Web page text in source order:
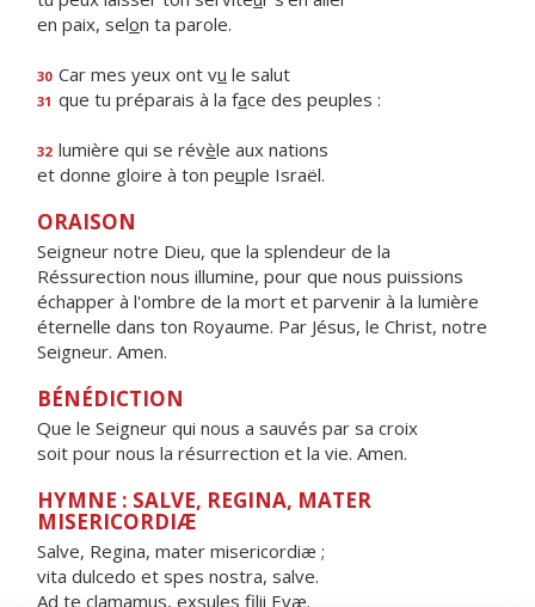
en paix, selon ta parole.
30 Car mes yeux ont vu le salut
31 que tu préparais à la face des peuples :
32 lumière qui se révèle aux nations
et donne gloire à ton peuple Israël.
ORAISON
Seigneur notre Dieu, que la splendeur de la
Réssurection nous illumine, pour que nous puissions
échapper à l'ombre de la mort et parvenir à la lumière
éternelle dans ton Royaume. Par Jésus, le Christ, notre
Seigneur. Amen.
BÉNÉDICTION
Que le Seigneur qui nous a sauvés par sa croix
soit pour nous la résurrection et la vie. Amen.
HYMNE : SALVE, REGINA, MATER
MISERICORDIÆ
Salve, Regina, mater misericordiæ ;
vita dulcedo et spes nostra, salve.
Ad te clamamus, exsules filii Evæ.